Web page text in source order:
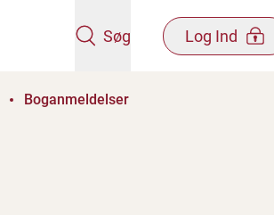
Søg Log Ind
Boganmeldelser